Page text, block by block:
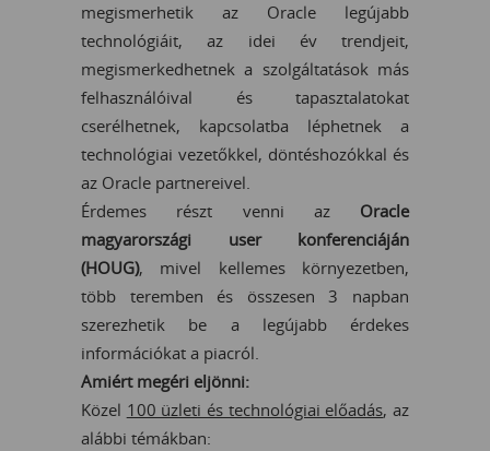
megismerhetik az Oracle legújabb
technológiáit, az idei év trendjeit,
megismerkedhetnek a szolgáltatások más
felhasználóival és tapasztalatokat
cserélhetnek, kapcsolatba léphetnek a
technológiai vezetőkkel, döntéshozókkal és
az Oracle partnereivel.
Érdemes részt venni az Oracle
magyarországi user konferenciáján
(HOUG), mivel kellemes környezetben,
több teremben és összesen 3 napban
szerezhetik be a legújabb érdekes
információkat a piacról.
Amiért megéri eljönni:
Közel 100 üzleti és technológiai előadás, az
alábbi témákban: